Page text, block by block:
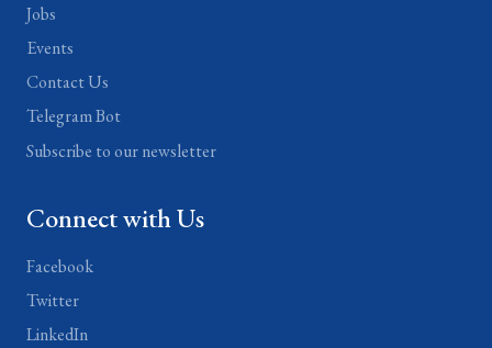
Jobs
Events
Contact Us
Telegram Bot
Subscribe to our newsletter
Connect with Us
Facebook
Twitter
LinkedIn